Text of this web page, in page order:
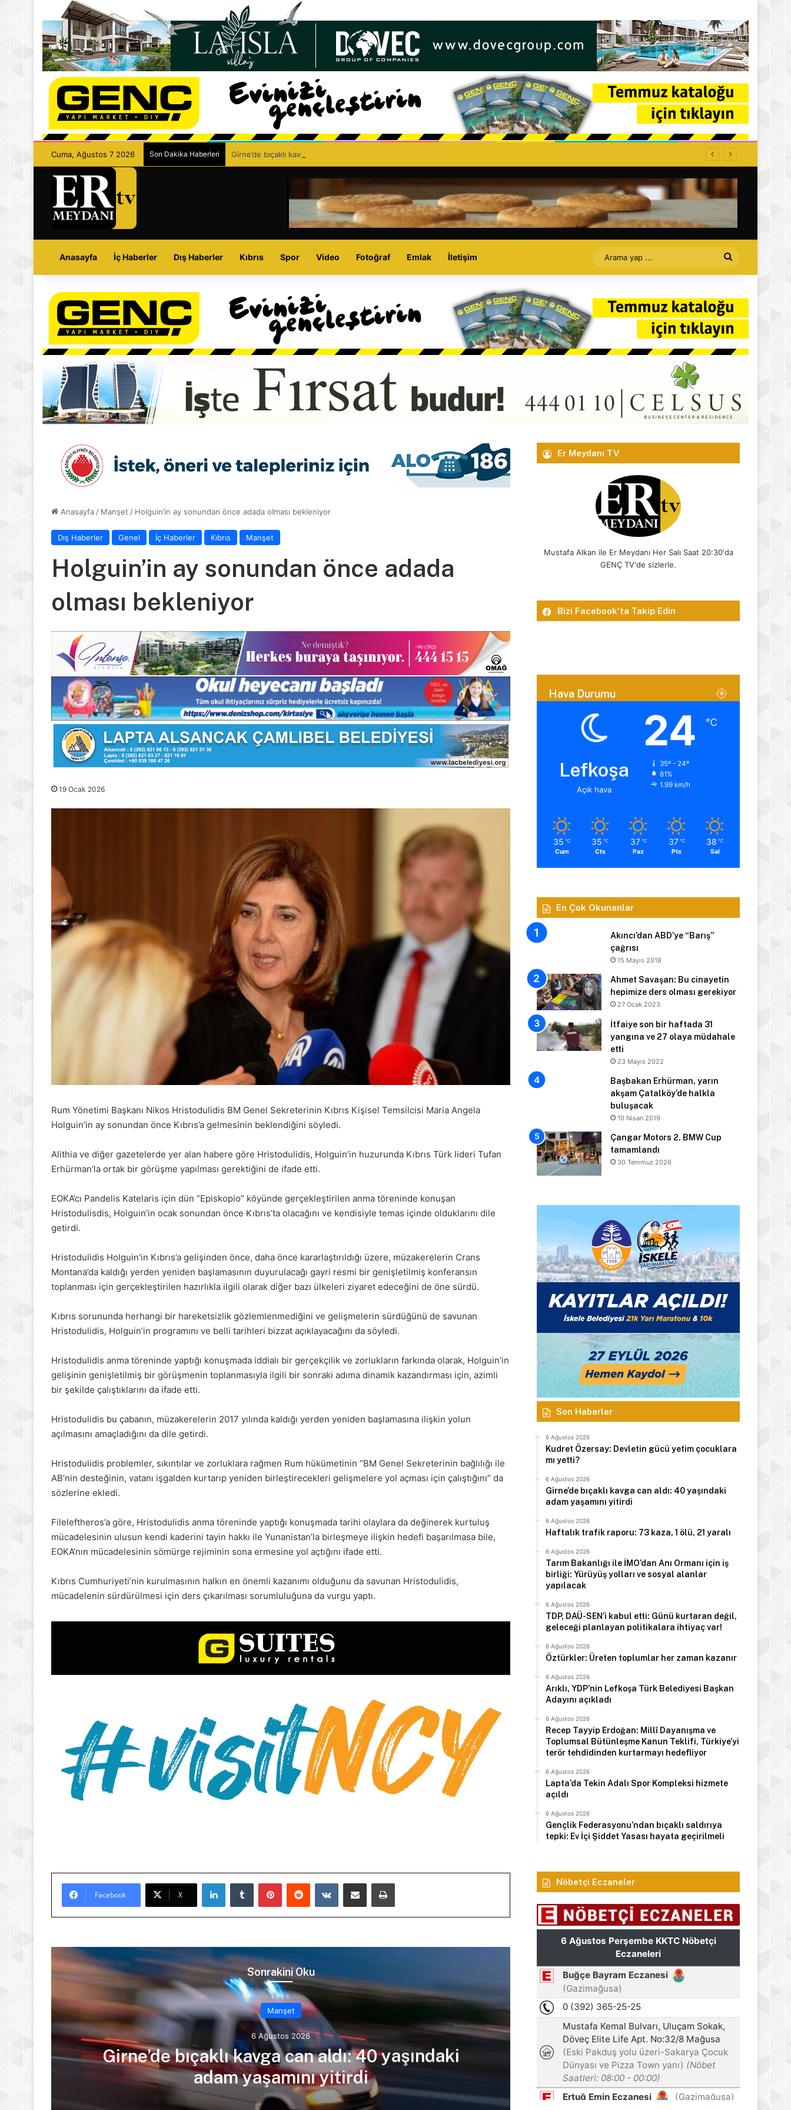
Cuma, Ağustos 7 2026 Son Dakika Haberleri Girne’de bıçaklı kavga can aldı: 40 yaşındaki adam yaşamını yitirdi
Anasayfa İç Haberler Dış Haberler Kıbrıs Spor Video Fotoğraf Emlak İletişim
Arama
yap
...
Anasayfa / Manşet / Holguin’in ay sonundan önce adada olması bekleniyor
Dış Haberler Genel İç Haberler Kıbrıs Manşet
Holguin’in ay sonundan önce adada
olması bekleniyor
19 Ocak 2026
Rum Yönetimi Başkanı Nikos Hristodulidis BM Genel Sekreterinin Kıbrıs Kişisel Temsilcisi Maria Angela
Holguin’in ay sonundan önce Kıbrıs’a gelmesinin beklendiğini söyledi.
Alithia ve diğer gazetelerde yer alan habere göre Hristodulidis, Holguin’in huzurunda Kıbrıs Türk lideri Tufan
Erhürman’la ortak bir görüşme yapılması gerektiğini de ifade etti.
EOKA’cı Pandelis Katelaris için dün “Episkopio” köyünde gerçekleştirilen anma töreninde konuşan
Hristodulisdis, Holguin’in ocak sonundan önce Kıbrıs’ta olacağını ve kendisiyle temas içinde olduklarını dile
getirdi.
Hristodulidis Holguin’in Kıbrıs’a gelişinden önce, daha önce kararlaştırıldığı üzere, müzakerelerin Crans
Montana’da kaldığı yerden yeniden başlamasının duyurulacağı gayri resmi bir genişletilmiş konferansın
toplanması için gerçekleştirilen hazırlıkla ilgili olarak diğer bazı ülkeleri ziyaret edeceğini de öne sürdü.
Kıbrıs sorununda herhangi bir hareketsizlik gözlemlenmediğini ve gelişmelerin sürdüğünü de savunan
Hristodulidis, Holguin’in programını ve belli tarihleri bizzat açıklayacağını da söyledi.
Hristodulidis anma töreninde yaptığı konuşmada iddialı bir gerçekçilik ve zorlukların farkında olarak, Holguin’in
gelişinin genişletilmiş bir görüşmenin toplanmasıyla ilgili bir sonraki adıma dinamik kazandırması için, azimli
bir şekilde çalıştıklarını da ifade etti.
Hristodulidis bu çabanın, müzakerelerin 2017 yılında kaldığı yerden yeniden başlamasına ilişkin yolun
açılmasını amaçladığını da dile getirdi.
Hristodulidis problemler, sıkıntılar ve zorluklara rağmen Rum hükümetinin “BM Genel Sekreterinin bağlılığı ile
AB’nin desteğinin, vatanı işgalden kurtarıp yeniden birleştirecekleri gelişmelere yol açması için çalıştığını” da
sözlerine ekledi.
Fileleftheros’a göre, Hristodulidis anma töreninde yaptığı konuşmada tarihi olaylara da değinerek kurtuluş
mücadelesinin ulusun kendi kaderini tayin hakkı ile Yunanistan’la birleşmeye ilişkin hedefi başarılmasa bile,
EOKA’nın mücadelesinin sömürge rejiminin sona ermesine yol açtığını ifade etti.
Kıbrıs Cumhuriyeti’nin kurulmasının halkın en önemli kazanımı olduğunu da savunan Hristodulidis,
mücadelenin sürdürülmesi için ders çıkarılması sorumluluğuna da vurgu yaptı.
Facebook X
LinkedInTumblr PinterestReddit VKontakteE-Posta ile paylaş Yazdır
Sonrakini Oku
Manşet
6 Ağustos 2026
Girne’de bıçaklı kavga can aldı: 40 yaşındaki
adam yaşamını yitirdi
Haftalık trafik raporu: 73
Er Meydanı TV
Mustafa Alkan ile Er Meydanı Her Salı Saat 20:30'da
GENÇ TV'de sizlerle.
Bizi Facebook’ta Takip Edin
Hava Durumu
Lefkoşa
Açık hava
24 ℃
35º - 24º
81%
1.99 km/h
35 ℃
Cum
35 ℃
Cts
37 ℃
Paz
37 ℃
Pts
38 ℃
Sal
En Çok Okunanlar
Akıncı’dan ABD’ye “Barış”
çağrısı
15 Mayıs 2018
Ahmet Savaşan: Bu cinayetin
hepimize ders olması gerekiyor
27 Ocak 2023
İtfaiye son bir haftada 31
yangına ve 27 olaya müdahale
etti
23 Mayıs 2022
Başbakan Erhürman, yarın
akşam Çatalköy’de halkla
buluşacak
10 Nisan 2019
Çangar Motors 2. BMW Cup
tamamlandı
30 Temmuz 2026
Son Haberler
6 Ağustos 2026
Kudret Özersay: Devletin gücü yetim çocuklara
mı yetti?
6 Ağustos 2026
Girne’de bıçaklı kavga can aldı: 40 yaşındaki
adam yaşamını yitirdi
6 Ağustos 2026
Haftalık trafik raporu: 73 kaza, 1 ölü, 21 yaralı
6 Ağustos 2026
Tarım Bakanlığı ile İMO’dan Anı Ormanı için iş
birliği: Yürüyüş yolları ve sosyal alanlar
yapılacak
6 Ağustos 2026
TDP, DAÜ-SEN’i kabul etti: Günü kurtaran değil,
geleceği planlayan politikalara ihtiyaç var!
6 Ağustos 2026
Öztürkler: Üreten toplumlar her zaman kazanır
6 Ağustos 2026
Arıklı, YDP’nin Lefkoşa Türk Belediyesi Başkan
Adayını açıkladı
6 Ağustos 2026
Recep Tayyip Erdoğan: Millî Dayanışma ve
Toplumsal Bütünleşme Kanun Teklifi, Türkiye’yi
terör tehdidinden kurtarmayı hedefliyor
6 Ağustos 2026
Lapta’da Tekin Adalı Spor Kompleksi hizmete
açıldı
6 Ağustos 2026
Gençlik Federasyonu’ndan bıçaklı saldırıya
tepki: Ev İçi Şiddet Yasası hayata geçirilmeli
Nöbetçi Eczaneler